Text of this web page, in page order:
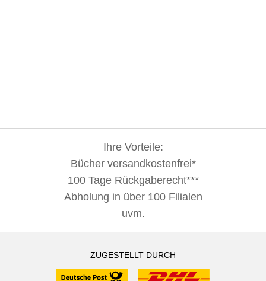
Ihre Vorteile:
Bücher versandkostenfrei*
100 Tage Rückgaberecht***
Abholung in über 100 Filialen
uvm.
ZUGESTELLT DURCH